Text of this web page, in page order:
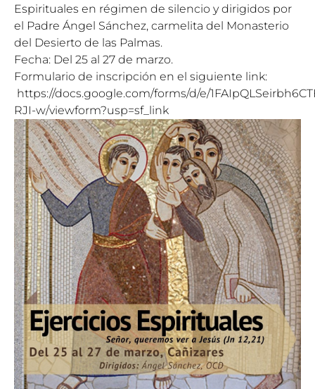
Espirituales en régimen de silencio y dirigidos por
el Padre Ángel Sánchez, carmelita del Monasterio
del Desierto de las Palmas.
Fecha: Del 25 al 27 de marzo.
Formulario de inscripción en el siguiente link:
https://docs.google.com/forms/d/e/
RJI-w/viewform?usp=sf_link